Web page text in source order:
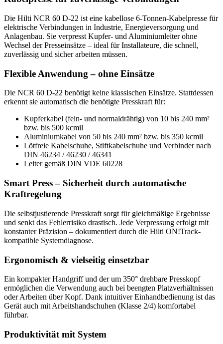
Die Hilti NCR 60 D-22 ist eine kabellose 6-Tonnen-Kabelpresse für
elektrische Verbindungen in Industrie, Energieversorgung und
Anlagenbau. Sie verpresst Kupfer- und Aluminiumleiter ohne
Wechsel der Presseinsätze – ideal für Installateure, die schnell,
zuverlässig und sicher arbeiten müssen.
Flexible Anwendung – ohne Einsätze
Die NCR 60 D-22 benötigt keine klassischen Einsätze. Stattdessen
erkennt sie automatisch die benötigte Presskraft für:
Kupferkabel (fein- und normaldrähtig) von 10 bis 240 mm²
bzw. bis 500 kcmil
Aluminiumkabel von 50 bis 240 mm² bzw. bis 350 kcmil
Lötfreie Kabelschuhe, Stiftkabelschuhe und Verbinder nach
DIN 46234 / 46230 / 46341
Leiter gemäß DIN VDE 60228
Smart Press – Sicherheit durch automatische
Kraftregelung
Die selbstjustierende Presskraft sorgt für gleichmäßige Ergebnisse
und senkt das Fehlerrisiko drastisch. Jede Verpressung erfolgt mit
konstanter Präzision – dokumentiert durch die Hilti ON!Track-
kompatible Systemdiagnose.
Ergonomisch & vielseitig einsetzbar
Ein kompakter Handgriff und der um 350° drehbare Presskopf
ermöglichen die Verwendung auch bei beengten Platzverhältnissen
oder Arbeiten über Kopf. Dank intuitiver Einhandbedienung ist das
Gerät auch mit Arbeitshandschuhen (Klasse 2/4) komfortabel
führbar.
Produktivität mit System